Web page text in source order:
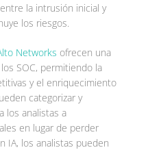
la intrusión inicial y
los riesgos.
Networks ofrecen una
SOC, permitiendo la
y el enriquecimiento
categorizar y
los analistas a
en lugar de perder
IA, los analistas pueden